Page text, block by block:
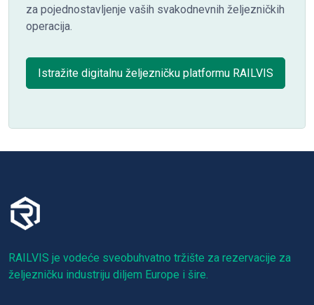
za pojednostavljenje vaših svakodnevnih željezničkih
operacija.
Istražite digitalnu željezničku platformu RAILVIS
RAILVIS je vodeće sveobuhvatno tržište za rezervacije za
željezničku industriju diljem Europe i šire.